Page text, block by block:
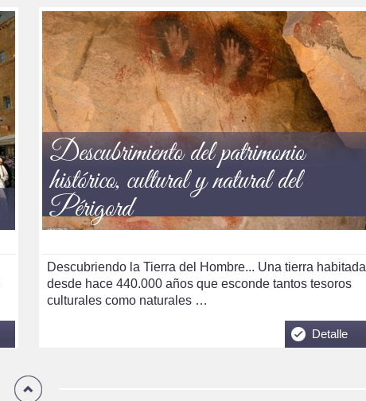
Descubrimiento del patrimonio
histórico, cultural y natural del
Périgord
Descubriendo la Tierra del Hombre... Una tierra habitada
desde hace 440.000 años que esconde tantos tesoros
culturales como naturales …
Detalle